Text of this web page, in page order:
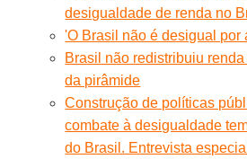
desigualdade de renda no
'O Brasil não é desigual por
Brasil não redistribuiu
da pirâmide
Construção de políticas
combate à desigualdade
do Brasil. Entrevista